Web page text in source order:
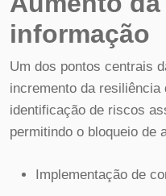
informação
Um dos pontos centrais
incremento da
identificação de riscos
permitindo o bloqueio de
Implementação de